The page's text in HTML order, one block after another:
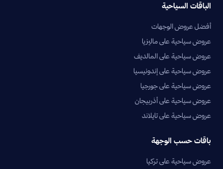
الباقات السياحية
أفضل عروض الوجهات
عروض سياحية على ماليزيا
عروض سياحية على المالديف
عروض سياحية على إندونيسيا
عروض سياحية على جورجيا
عروض سياحية على أذربيجان
عروض سياحية على تايلاند
باقات حسب الوجهة
عروض سياحية على تركيا